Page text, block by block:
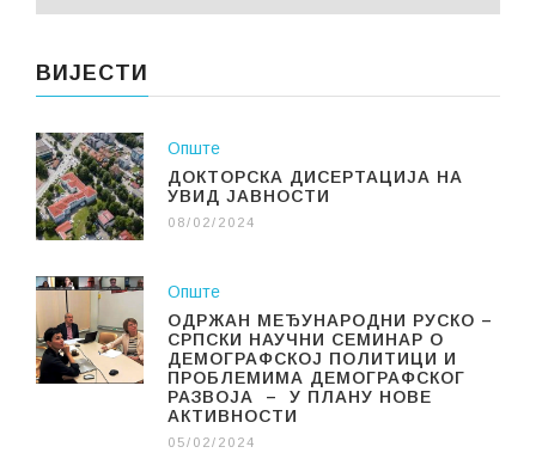
ВИЈЕСТИ
Опште
ДОКТОРСКА ДИСЕРТАЦИЈА НА
УВИД ЈАВНОСТИ
08/02/2024
Опште
ОДРЖАН МЕЂУНАРОДНИ РУСКО –
СРПСКИ НАУЧНИ СЕМИНАР О
ДЕМОГРАФСКОЈ ПОЛИТИЦИ И
ПРОБЛЕМИМА ДЕМОГРАФСКОГ
РАЗВОЈА – У ПЛАНУ НОВЕ
АКТИВНОСТИ
05/02/2024